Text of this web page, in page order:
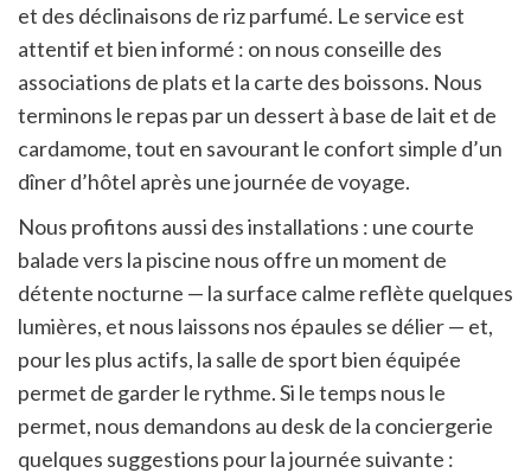
et des déclinaisons de riz parfumé. Le service est
attentif et bien informé : on nous conseille des
associations de plats et la carte des boissons. Nous
terminons le repas par un dessert à base de lait et de
cardamome, tout en savourant le confort simple d’un
dîner d’hôtel après une journée de voyage.
Nous profitons aussi des installations : une courte
balade vers la piscine nous offre un moment de
détente nocturne — la surface calme reflète quelques
lumières, et nous laissons nos épaules se délier — et,
pour les plus actifs, la salle de sport bien équipée
permet de garder le rythme. Si le temps nous le
permet, nous demandons au desk de la conciergerie
quelques suggestions pour la journée suivante :